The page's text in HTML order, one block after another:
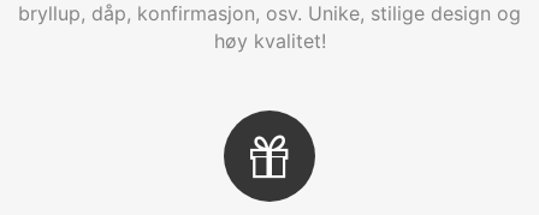
bryllup, dåp, konfirmasjon, osv. Unike, stilige design og
høy kvalitet!